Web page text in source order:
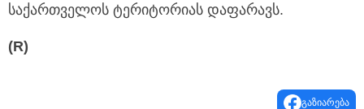
საქართველოს ტერიტორიას დაფარავს.
(R)
გაზიარება